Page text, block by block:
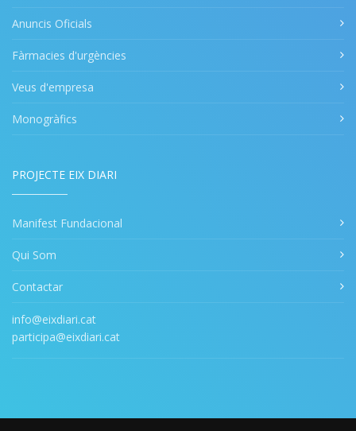
Anuncis Oficials
Fàrmacies d'urgències
Veus d'empresa
Monogràfics
PROJECTE EIX DIARI
Manifest Fundacional
Qui Som
Contactar
info@eixdiari.cat
participa@eixdiari.cat